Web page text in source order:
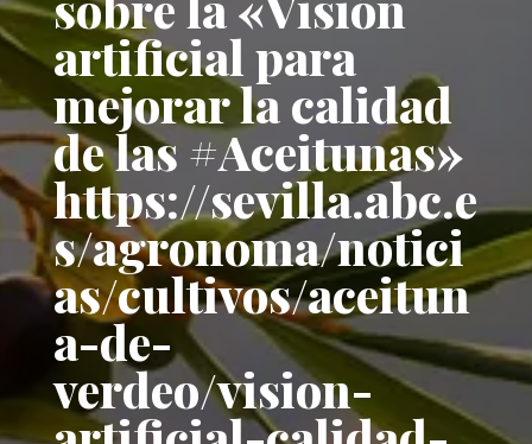
artificial para
mejorar la calidad
de las #Aceitunas»
https://sevilla.abc.e
s/agronoma/notici
as/cultivos/aceitun
a-de-
verdeo/vision-